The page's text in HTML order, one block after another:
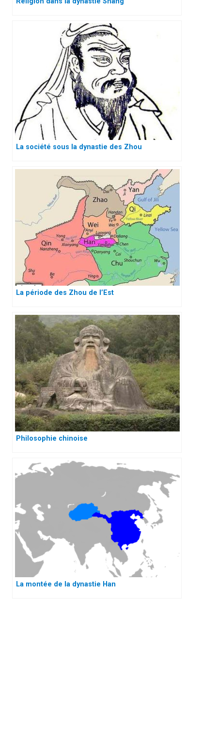
La société sous la dynastie des Zhou
La période des Zhou de l’Est
Philosophie chinoise
La montée de la dynastie Han